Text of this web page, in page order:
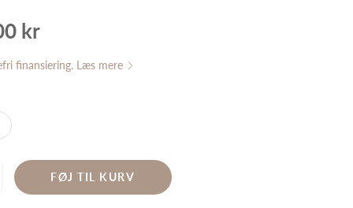
kr
finansiering. Læs mere
FØJ TIL KURV